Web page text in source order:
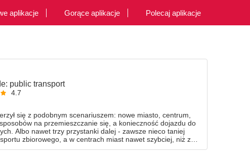
aplikacje Gorące aplikacje Polecaj aplikacje
public transport
4.7
się z podobnym scenariuszem: nowe miasto, centrum,
na przemieszczanie się, a konieczność dojazdu do
Albo nawet trzy przystanki dalej - zawsze nieco taniej
zbiorowego, a w centrach miast nawet szybciej, niż z